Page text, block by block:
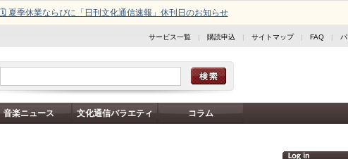
🗓️ 夏季休業ならびに「日刊文化通信速報」休刊日のお知らせ
サービス一覧 | 購読申込 | サイトマップ| FAQ |
音楽ニュース 文化通信バラエティ コラム